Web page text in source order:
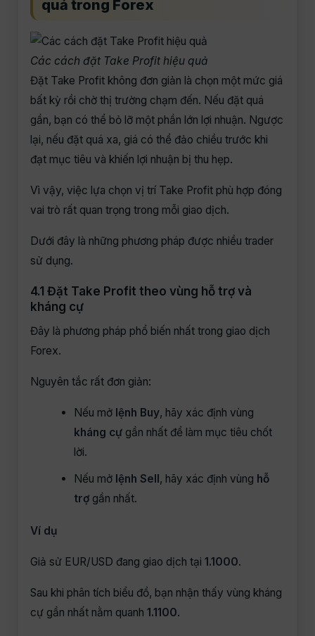
quả trong Forex
Các cách đặt Take Profit hiệu quả
Đặt Take Profit không đơn giản là chọn một mức giá
bất kỳ rồi chờ thị trường chạm đến. Nếu đặt quá
gần, bạn có thể bỏ lỡ một phần lớn lợi nhuận. Ngược
lại, nếu đặt quá xa, giá có thể đảo chiều trước khi
đạt mục tiêu và khiến lợi nhuận bị thu hẹp.
Vì vậy, việc lựa chọn vị trí Take Profit phù hợp đóng
vai trò rất quan trọng trong mỗi giao dịch.
Dưới đây là những phương pháp được nhiều trader
sử dụng.
4.1 Đặt Take Profit theo vùng hỗ trợ và
kháng cự
Đây là phương pháp phổ biến nhất trong giao dịch
Forex.
Nguyên tắc rất đơn giản:
Nếu mở lệnh Buy, hãy xác định vùng
kháng cự gần nhất để làm mục tiêu chốt
lời.
Nếu mở lệnh Sell, hãy xác định vùng hỗ
trợ gần nhất.
Ví dụ
Giả sử EUR/USD đang giao dịch tại 1.1000.
Sau khi phân tích biểu đồ, bạn nhận thấy vùng kháng
cự gần nhất nằm quanh 1.1100.